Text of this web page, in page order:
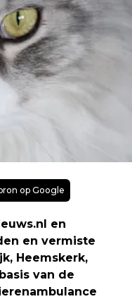
op Google
en
en vermiste
Heemskerk,
van de